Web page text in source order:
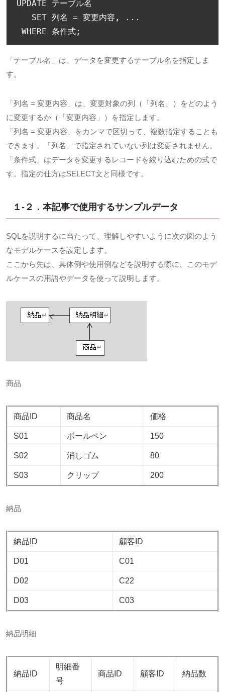
UPDATE テーブル名
   SET
列名 = 変更内容,
...
WHERE 条件式;
「テーブル名」は、データを変更するテーブル名を指定しま
す。
「列名 = 変更内容」は、変更対象の列（「列名」）をどのよう
に変更するか（「変更内容」）を指定します。
「列名 = 変更内容」をカンマで区切って、複数指定することも
できます。「列名」で指定されていない列は変更されません。
「条件式」はデータを変更するレコードを絞り込むための式で
す。指定の仕方はSELECT文と同様です。
１-２．本記事で使用するサンプルデータ
SQLを説明するに当たって、理解しやすいように次の図のよう
なモデルケースを設定します。
ここから先は、具体例や使用例などを説明する際に、このモデ
ルケースの用語やデータを使って説明します。
商品
商品ID 商品名 価格
S01 ボールペン 150
S02 消しゴム 80
S03 クリップ 200
納品
納品ID 顧客ID
D01 C01
D02 C22
D03 C03
納品明細
納品ID
明細番
号
商品ID 顧客ID 納品数